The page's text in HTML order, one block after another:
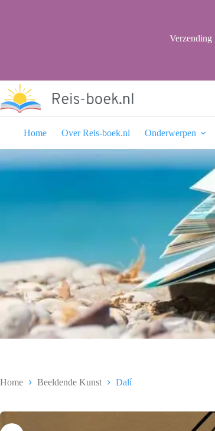
Verzending
Home Over Reis-boek.nl Onderwerpen
Home Beeldende Kunst Dalí